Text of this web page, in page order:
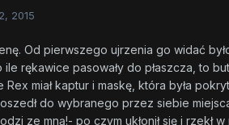
2015
Od pierwszego ujrzenia go widać
rękawice pasowały do płaszcza, to
Rex miał kaptur i maskę, która była
do wybranego przez siebie
ze mną!- po czym ukłonił się i rzekł